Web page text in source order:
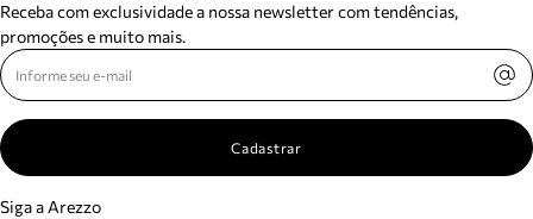
Receba com exclusividade a nossa newsletter com tendências,
promoções e muito mais.
Cadastrar
Siga a Arezzo